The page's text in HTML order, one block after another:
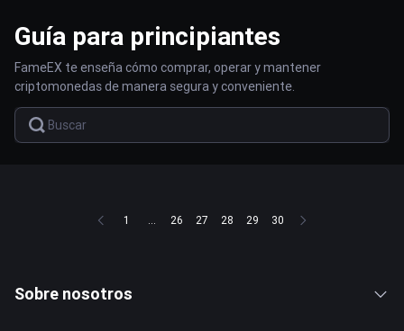
Guía para principiantes
FameEX te enseña cómo comprar, operar y mantener
criptomonedas de manera segura y conveniente.
1 ... 26 27 28 29 30
Sobre nosotros